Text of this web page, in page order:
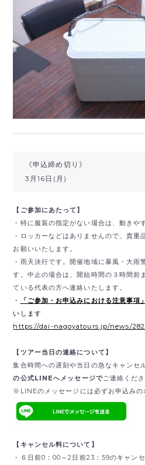
《申込締め切り》
3月16日(月)
【ご参加にあたって】
・特に服装の指定がない場合は、動きや
・ロッカーなどはありませんので、貴重
お願いいたします。
・雨天決行です。開催地域に暴風・大雨
す。中止の場合は、開始時間の３時間前
ている代表の方へ連絡いたします。
・
「ご参加・お申込みにおける注意事項」
いします
https://dai-nagoyatours.jp/news/
【ツアー当日の連絡について】
集合時間への遅刻や当日の急なキャンセ
の公式LINEへメッセージでご連絡くださ
※LINEのメッセージには必ずお申込みの
【キャンセル料について】
・６日前0：00～2日前23：59のキャン